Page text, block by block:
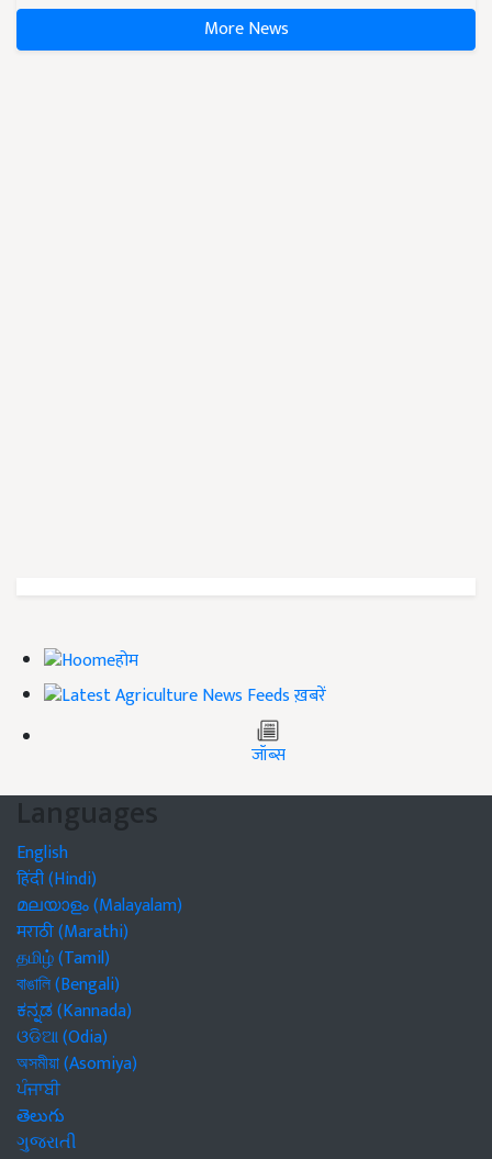
More News
होम
ख़बरें
जॉब्स
Languages
English
हिंदी (Hindi)
മലയാളം (Malayalam)
मराठी (Marathi)
தமிழ் (Tamil)
বাঙালি (Bengali)
ಕನ್ನಡ (Kannada)
ଓଡିଆ (Odia)
অসমীয়া (Asomiya)
ਪੰਜਾਬੀ
తెలుగు
ગુજરાતી